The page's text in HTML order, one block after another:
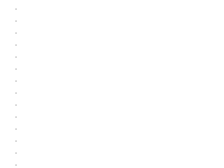
.
.
.
.
.
.
.
.
.
.
.
.
.
.